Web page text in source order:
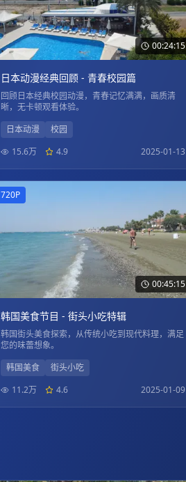
00:24:15
日本动漫经典回顾 - 青春校园篇
回顾日本经典校园动漫，青春记忆满满，画质清
晰，无卡顿观看体验。
日本动漫
校园
15.6万
4.9 2025-01-13
00:45:15
720P
韩国美食节目 - 街头小吃特辑
韩国街头美食探索，从传统小吃到现代料理，满足
您的味蕾想象。
韩国美食
街头小吃
11.2万
4.6 2025-01-09